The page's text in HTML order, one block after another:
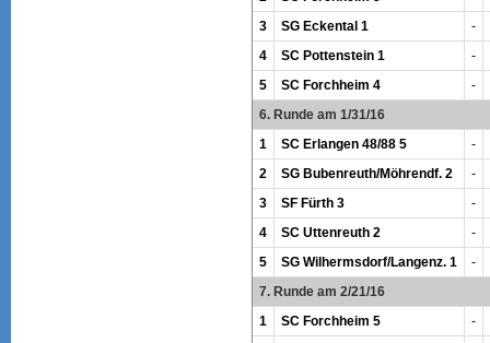
3
SG Eckental 1 -
4
SC Pottenstein 1 -
5
SC Forchheim 4 -
6. Runde am 1/31/16
1
SC Erlangen 48/88 5 -
2
SG Bubenreuth/Möhrendf. 2 -
3
SF Fürth 3 -
4
SC Uttenreuth 2 -
5
SG Wilhermsdorf/Langenz. 1 -
7. Runde am 2/21/16
1
SC Forchheim 5 -